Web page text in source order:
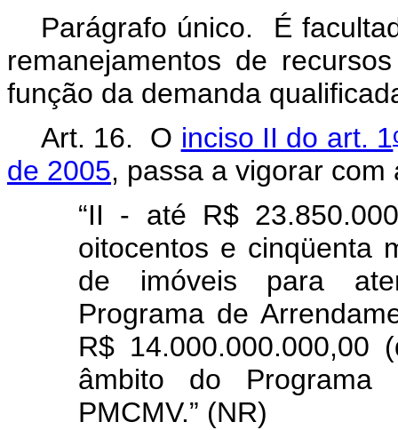
Parágrafo único. É
remanejamentos de
função da demanda
Art. 16. O inciso II do art. 1
de 2005, passa a vigorar
“II - até R$
oitocentos e cinqüenta
de imóveis para
Programa de
R$ 14.000.000.000,00
âmbito do
PMCMV.” (NR)